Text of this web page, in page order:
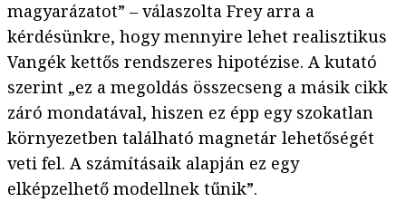
magyarázatot” – válaszolta Frey arra a
kérdésünkre, hogy mennyire lehet realisztikus
Vangék kettős rendszeres hipotézise. A kutató
szerint „ez a megoldás összecseng a másik cikk
záró mondatával, hiszen ez épp egy szokatlan
környezetben található magnetár lehetőségét
veti fel. A számításaik alapján ez egy
elképzelhető modellnek tűnik”.